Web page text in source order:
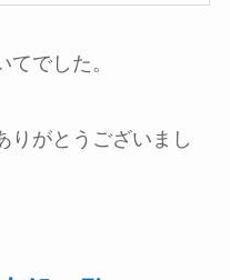
でした。
りがとうございまし